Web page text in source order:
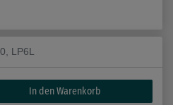
LP6L
In den Warenkorb